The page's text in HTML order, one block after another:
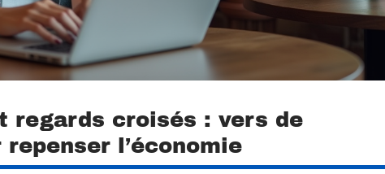
regards croisés : vers de
l’économie